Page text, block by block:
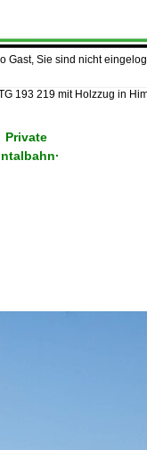
Gast, Sie sind nicht
193 219 mit Holzzug in
Private